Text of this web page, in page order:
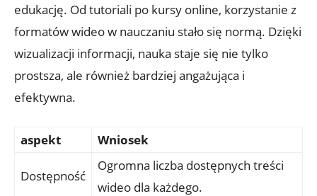
edukację. Od tutoriali po kursy online, korzystanie z
formatów wideo w nauczaniu stało się normą. Dzięki
wizualizacji informacji, nauka staje się nie tylko
prostsza, ale również bardziej angażująca i
efektywna.
aspekt Wniosek
Dostępność
Ogromna liczba dostępnych treści
wideo dla każdego.